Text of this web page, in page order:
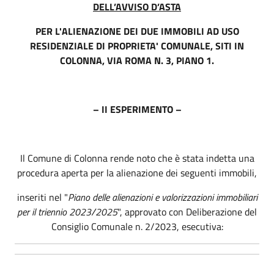
DELL’AVVISO D’ASTA
PER L'ALIENAZIONE DEI DUE IMMOBILI AD USO
RESIDENZIALE DI PROPRIETA' COMUNALE, SITI IN
COLONNA, VIA ROMA N. 3, PIANO 1.
– II ESPERIMENTO –
Il Comune di Colonna rende noto che è stata indetta una
procedura aperta per la alienazione dei seguenti immobili,
inseriti nel "Piano delle alienazioni e valorizzazioni immobiliari
per il triennio 2023/2025", approvato con Deliberazione del
Consiglio Comunale n. 2/2023, esecutiva: